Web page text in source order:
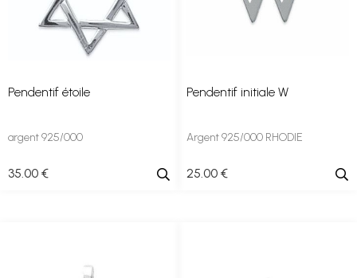
Pendentif étoile
argent 925/000
35 .00 €
Pendentif initiale W
Argent 925/000 RHODIE
25 .00 €